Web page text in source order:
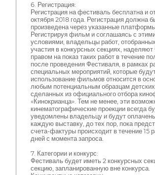
6. Регистрация:
Регистрация на фестиваль бесплатна и
октября 2018 года. Регистрация должна
произведена через указанные
Регистрируя фильм и соглашаясь с
условиями, владельцы работ,
участия в конкурсных секциях,
правом на показ таких работ в течение
после проведения Фестиваля, в рамках
специальных мероприятий, которые
использование фильмов относится в
любым потенциальным образцам
сделанных из официального отбора
«Кинокрианца». Тем не менее, эти
кинематографические проекции всегда
уведомлены владельцу и будут
каждую выставку, до тех пор, пока
счета-фактуры происходит в течение 15
дней с момента запроса.
7. Категории и конкурс:
Фестиваль будет иметь 2 конкурсных
секцию, запланированную вне конкурса.